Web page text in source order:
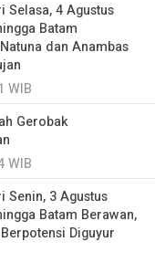
Selasa, 4 Agustus
Batam
dan Anambas
WIB
Gerobak
WIB
Senin, 3 Agustus
Batam Berawan,
Diguyur